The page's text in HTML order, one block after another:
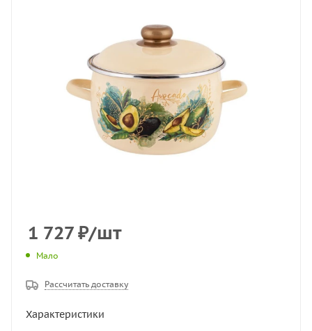
1 727₽/шт
Мало
Рассчитать доставку
Характеристики